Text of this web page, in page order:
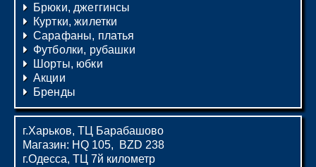
Брюки, джеггинсы
Куртки, жилетки
Сарафаны, платья
Футболки, рубашки
Шорты, юбки
Акции
Бренды
г.Харьков, ТЦ Барабашово
Магазин: HQ 105, BZD 238
г.Одесса, ТЦ 7й километр